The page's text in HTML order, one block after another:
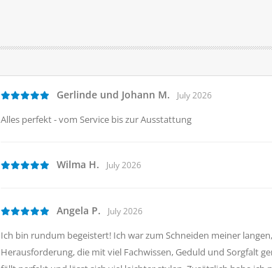
Gerlinde und Johann M. July 2026
Alles perfekt - vom Service bis zur Ausstattung
Wilma H. July 2026
Angela P. July 2026
Ich bin rundum begeistert! Ich war zum Schneiden meiner
Herausforderung, die mit viel Fachwissen, Geduld und Sorgfalt